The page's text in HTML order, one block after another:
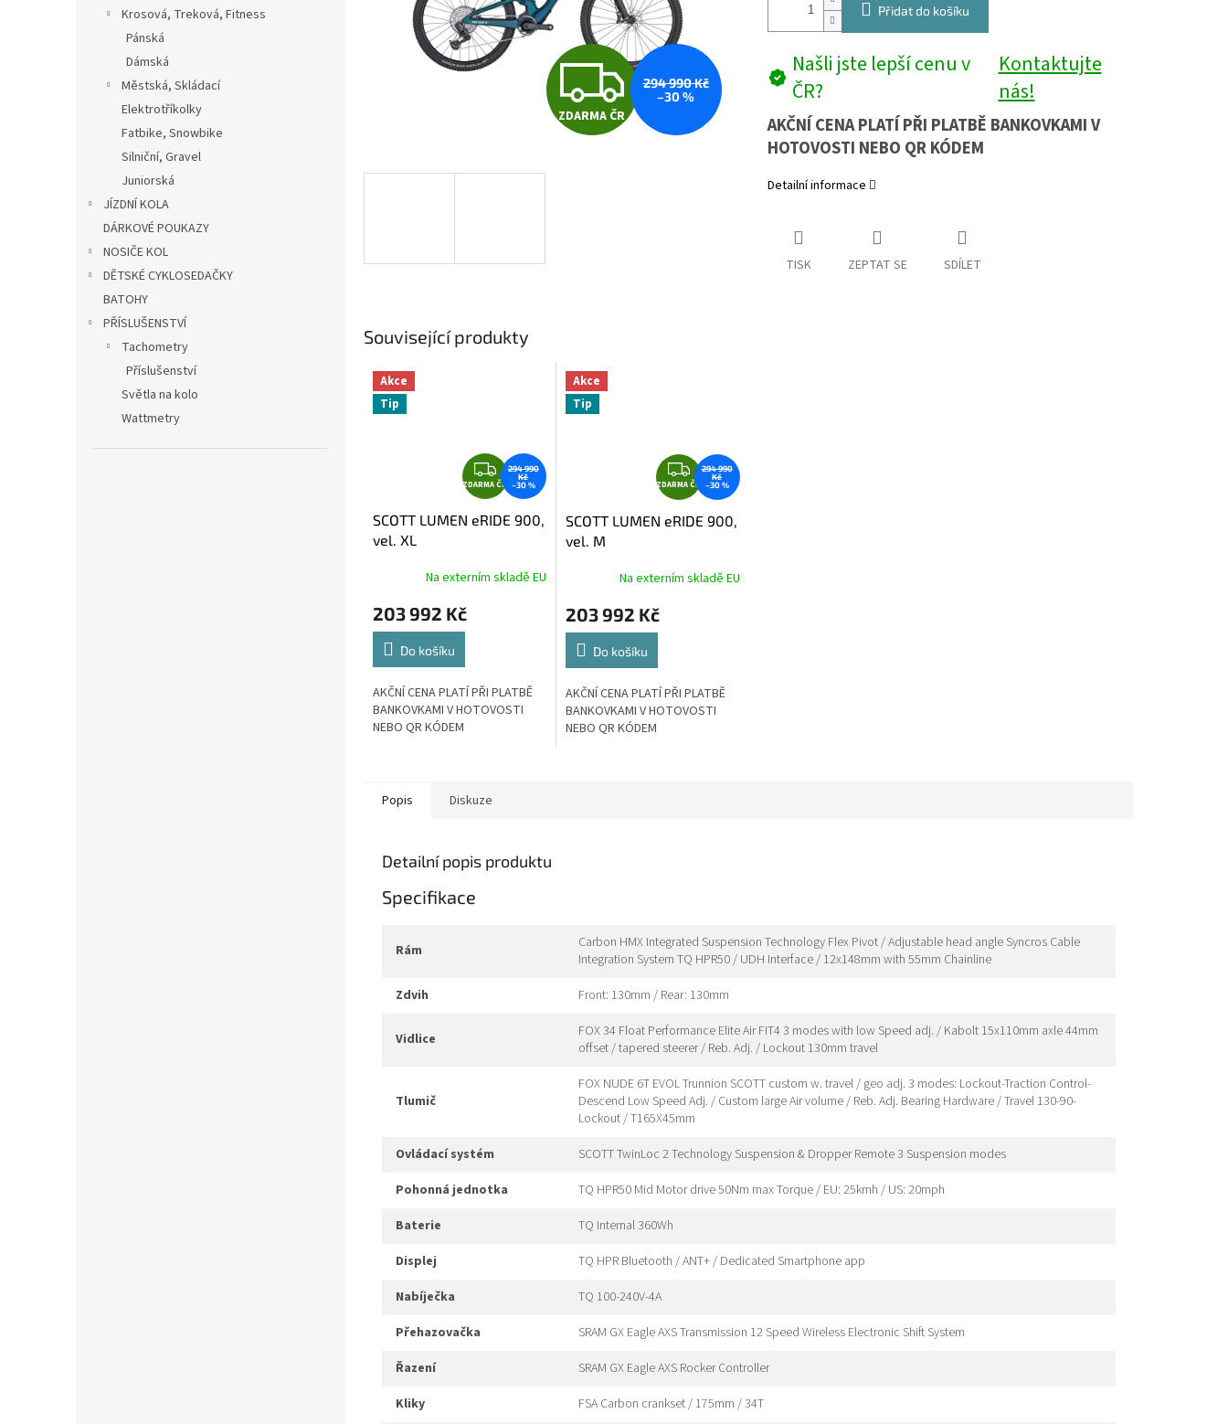
Krosová, Treková, Fitness
Pánská
Dámská
Městská, Skládací
Elektrotříkolky
Fatbike, Snowbike
Silniční, Gravel
Juniorská
JÍZDNÍ KOLA
DÁRKOVÉ POUKAZY
NOSIČE KOL
DĚTSKÉ CYKLOSEDAČKY
BATOHY
PŘÍSLUŠENSTVÍ
Tachometry
Příslušenství
Světla na kolo
Wattmetry
Z
D
ZDARMA ČR
294 990 Kč
–30 %
Přidat do košíku
Našli jste lepší cenu v
ČR?
Kontaktujte
nás!
AKČNÍ CENA PLATÍ PŘI PLATBĚ BANKOVKAMI V
HOTOVOSTI NEBO QR KÓDEM
Detailní informace
TISK ZEPTAT SE SDÍLET
Související produkty
Akce
Tip
Z
D
A
R
A
ZDARMA ČR
294 990
Kč
–30 %
SCOTT LUMEN eRIDE 900,
vel. XL
Na externím skladě EU
203 992 Kč
Do košíku
AKČNÍ CENA PLATÍ PŘI PLATBĚ
BANKOVKAMI V HOTOVOSTI
NEBO QR KÓDEM
Akce
Tip
Z
D
A
R
A
ZDARMA ČR
294 990
Kč
–30 %
SCOTT LUMEN eRIDE 900,
vel. M
Na externím skladě EU
203 992 Kč
Do košíku
AKČNÍ CENA PLATÍ PŘI PLATBĚ
BANKOVKAMI V HOTOVOSTI
NEBO QR KÓDEM
Popis Diskuze
Detailní popis produktu
Specifikace
rám
Carbon HMX Integrated Suspension Technology Flex Pivot / Adjustable head angle Syncros Cable
Integration System TQ HPR50 / UDH Interface / 12x148mm with 55mm Chainline
zdvih
Front: 130mm / Rear: 130mm
vidlice
FOX 34 Float Performance Elite Air FIT4 3 modes with low Speed adj. / Kabolt 15x110mm axle 44mm
offset / tapered steerer / Reb. Adj. / Lockout 130mm travel
tlumič
FOX NUDE 6T EVOL Trunnion SCOTT custom w. travel / geo adj. 3 modes: Lockout-Traction Control-
Descend Low Speed Adj. / Custom large Air volume / Reb. Adj. Bearing Hardware / Travel 130-90-
Lockout / T165X45mm
ovládací systém
SCOTT TwinLoc 2 Technology Suspension & Dropper Remote 3 Suspension modes
pohonná jednotka
TQ HPR50 Mid Motor drive 50Nm max Torque / EU: 25kmh / US: 20mph
baterie
TQ Internal 360Wh
displej
TQ HPR Bluetooth / ANT+ / Dedicated Smartphone app
nabíječka
TQ 100-240V-4A
přehazovačka
SRAM GX Eagle AXS Transmission 12 Speed Wireless Electronic Shift System
řazení
SRAM GX Eagle AXS Rocker Controller
kliky
FSA Carbon crankset / 175mm / 34T